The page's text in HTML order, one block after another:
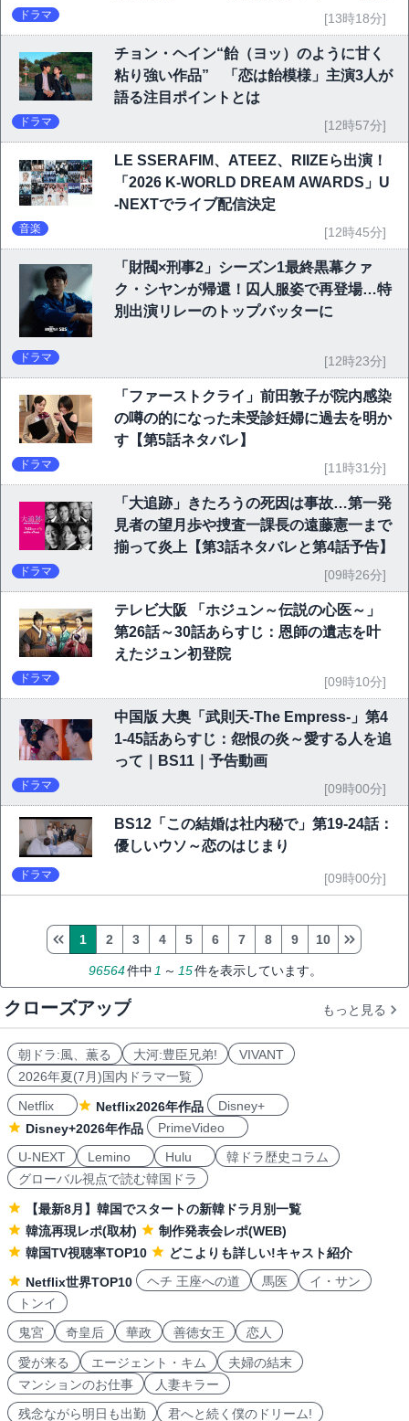
ドラマ [13時18分]
チョン・ヘイン“飴（ヨッ）のように甘く
粘り強い作品” 「恋は飴模様」主演3人が
語る注目ポイントとは
ドラマ [12時57分]
LE SSERAFIM、ATEEZ、RIIZEら出演！
「2026 K-WORLD DREAM AWARDS」U
-NEXTでライブ配信決定
音楽 [12時45分]
「財閥×刑事2」シーズン1最終黒幕クァ
ク・シヤンが帰還！囚人服姿で再登場…特
別出演リレーのトップバッターに
ドラマ [12時23分]
「ファーストクライ」前田敦子が院内感染
の噂の的になった未受診妊婦に過去を明か
す【第5話ネタバレ】
ドラマ [11時31分]
「大追跡」きたろうの死因は事故…第一発
見者の望月歩や捜査一課長の遠藤憲一まで
揃って炎上【第3話ネタバレと第4話予告】
ドラマ [09時26分]
テレビ大阪 「ホジュン～伝説の心医～」
第26話～30話あらすじ：恩師の遺志を叶
えたジュン初登院
ドラマ [09時10分]
中国版 大奥「武則天-The Empress-」第4
1-45話あらすじ：怨恨の炎～愛する人を追
って｜BS11｜予告動画
ドラマ [09時00分]
BS12「この結婚は社内秘で」第19-24話：
優しいウソ～恋のはじまり
ドラマ [09時00分]
96564件中 1 ～ 15件を表示しています。
1 2 3 4 5 6 7 8 9 10
クローズアップ もっと見る
朝ドラ:風、薫る 大河:豊臣兄弟!
VIVANT
2026年夏(7月)国内ドラマ一覧
Netflix
Netflix2026年作品
Disney+
Disney+2026年作品
PrimeVideo
U-NEXT
Lemino Hulu
韓ドラ歴史コラム
グローバル視点で読む韓国ドラ
【最新8月】韓国でスタートの新韓ドラ月別一覧
韓流再現レポ(取材)
制作発表会レポ(WEB)
韓国TV視聴率TOP10
どこよりも詳しい!キャスト紹介
Netflix世界TOP10
ヘチ 王座への道 馬医
イ・サン
トンイ
鬼宮
奇皇后 華政 善徳女王 恋人
愛が来る エージェント・キム
夫婦の結末
マンションのお仕事
人妻キラー
残念ながら明日も出勤
君へと続く僕のドリーム!